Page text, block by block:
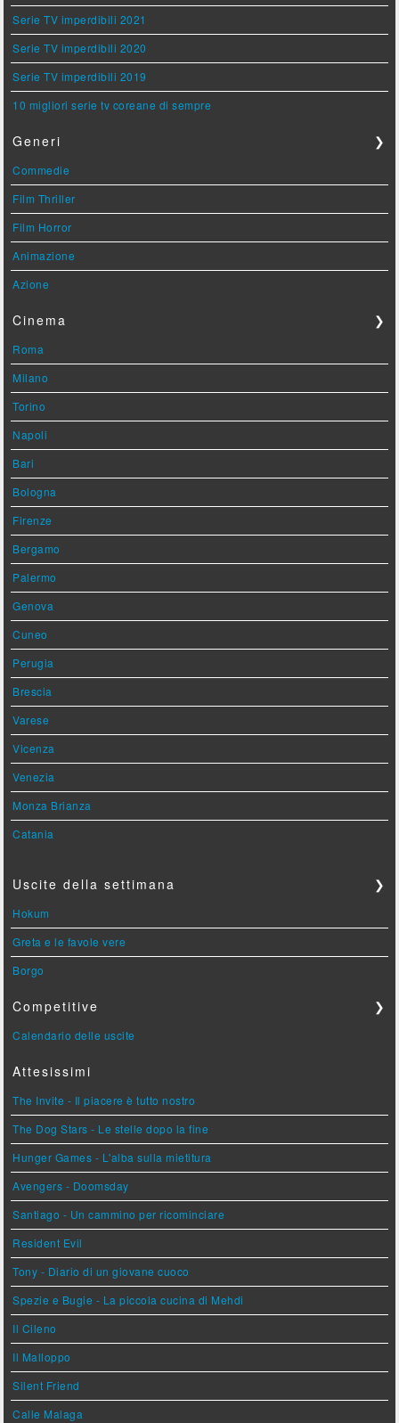
Serie TV imperdibili 2021
Serie TV imperdibili 2020
Serie TV imperdibili 2019
10 migliori serie tv coreane di sempre
Generi ❯
Commedie
Film Thriller
Film Horror
Animazione
Azione
Cinema ❯
Roma
Milano
Torino
Napoli
Bari
Bologna
Firenze
Bergamo
Palermo
Genova
Cuneo
Perugia
Brescia
Varese
Vicenza
Venezia
Monza Brianza
Catania
Uscite della settimana ❯
Hokum
Greta e le favole vere
Borgo
Competitive ❯
Calendario delle uscite
Attesissimi
The Invite - Il piacere è tutto nostro
The Dog Stars - Le stelle dopo la fine
Hunger Games - L'alba sulla mietitura
Avengers - Doomsday
Santiago - Un cammino per ricominciare
Resident Evil
Tony - Diario di un giovane cuoco
Spezie e Bugie - La piccola cucina di Mehdi
Il Cileno
Il Malloppo
Silent Friend
Calle Malaga